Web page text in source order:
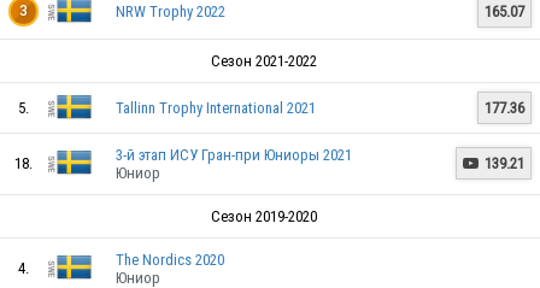
3 NRW Trophy 2022 165.07
Сезон 2021-2022
5. Tallinn Trophy International 2021 177.36
18.
3-й этап ИСУ Гран-при Юниоры 2021
Юниор
 139.21
Сезон 2019-2020
4.
The Nordics 2020
Юниор